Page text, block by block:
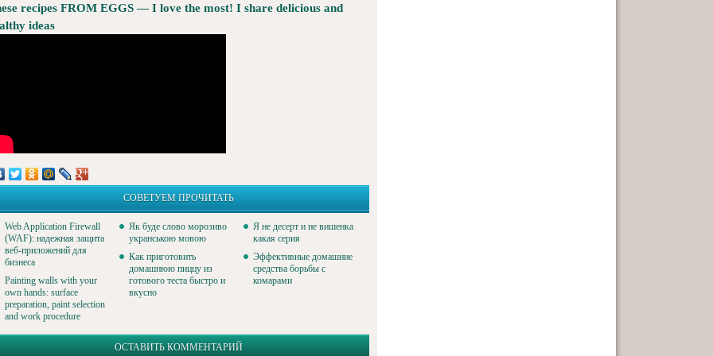
recipes FROM EGGS — I love the most! I share delicious and
ideas
СОВЕТУЕМ ПРОЧИТАТЬ
Web Application Firewall
(WAF): надежная защита
веб-приложений для
бизнеса
Painting walls with your
own hands: surface
preparation, paint selection
and work procedure
Як буде слово морозиво
укранською мовою
Как приготовить
домашнюю пиццу из
готового теста быстро и
вкусно
Я не десерт и не вишенка
какая серия
Эффективные домашние
средства борьбы с
комарами
ОСТАВИТЬ КОММЕНТАРИЙ